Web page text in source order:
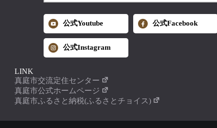
公式Youtube 公式Facebook
公式Instagram
LINK
真庭市交流定住センター
真庭市公式ホームページ
真庭市ふるさと納税(ふるさとチョイス)